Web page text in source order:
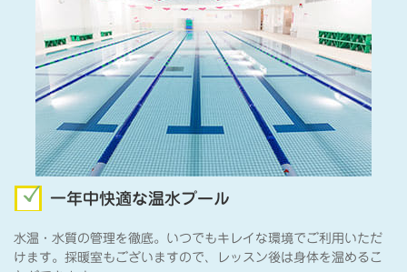
一年中快適な温水プール
水温・水質の管理を徹底。いつでもキレイな環境でご利用いただ
けます。採暖室もございますので、レッスン後は身体を温めるこ